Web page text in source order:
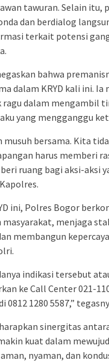
tawuran. Selain itu,
dan berdialog
terkait potensi
bahwa
dalam KRYD kali ini.
dalam mengambil
yang mengganggu
musuh bersama. Kita
harus memberi
ruang bagi aksi-aksi
ini, Polres Bogor
masyarakat, menjaga
membangun
indikasi tersebut
ke Call Center 021-
0812 1280 5587,”
sinergitas
kuat dalam
nyaman, dan